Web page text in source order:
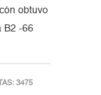
obtuvo
B2 -66
3475